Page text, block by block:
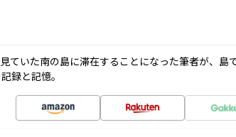
ていた南の島に滞在することになった筆者が、島
録と記憶。